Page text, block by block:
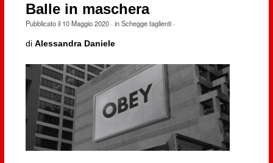
Balle in maschera
Pubblicato il 10 Maggio 2020· inSchegge taglienti·
di Alessandra Daniele